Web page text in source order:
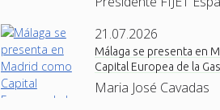
21.07.2026
Málaga se presenta en
Capital Europea de la
Maria José Cavadas